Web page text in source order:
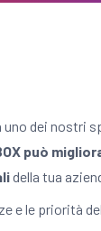
uno dei nostri
può
della tua
e le priorità